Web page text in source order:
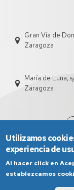
Gran Vía de
Zaragoza
María de Luna,
Zaragoza
Utilizamos
experiencia de
Al hacer click en
establezcamos